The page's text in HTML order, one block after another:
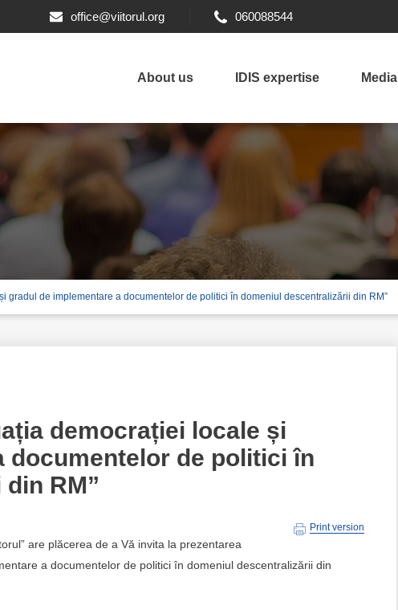
office@viitorul.org 060088544
About us IDIS expertise Media
gradul de implementare a documentelor de politici în domeniul descentralizării din RM”
democrației locale și
documentelor de politici în
RM”
Print version
are plăcerea de a Vă invita la prezentarea
a documentelor de politici în domeniul descentralizării din